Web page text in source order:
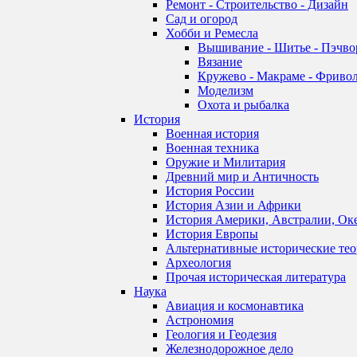
Ремонт - Строительство - Дизайн
Сад и огород
Хобби и Ремесла
Вышивание - Шитье -
Вязание
Кружево - Макраме -
Моделизм
Охота и рыбалка
История
Военная история
Военная техника
Оружие и Милитария
Древний мир и Античность
История России
История Азии и Африки
История Америки, Австралии,
История Европы
Альтернативные исторические
Археология
Прочая историческая литература
Наука
Авиация и космонавтика
Астрономия
Геология и Геодезия
Железнодорожное дело